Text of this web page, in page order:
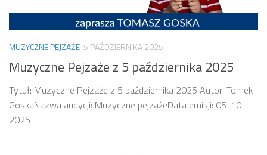
MUZYCZNE PEJZAŻE 5 PAŹDZIERNIKA 2025
Muzyczne Pejzaże z 5 października 2025
Tytuł: Muzyczne Pejzaże z 5 października 2025 Autor: Tomek
GoskaNazwa audycji: Muzyczne pejzażeData emisji: 05-10-
2025